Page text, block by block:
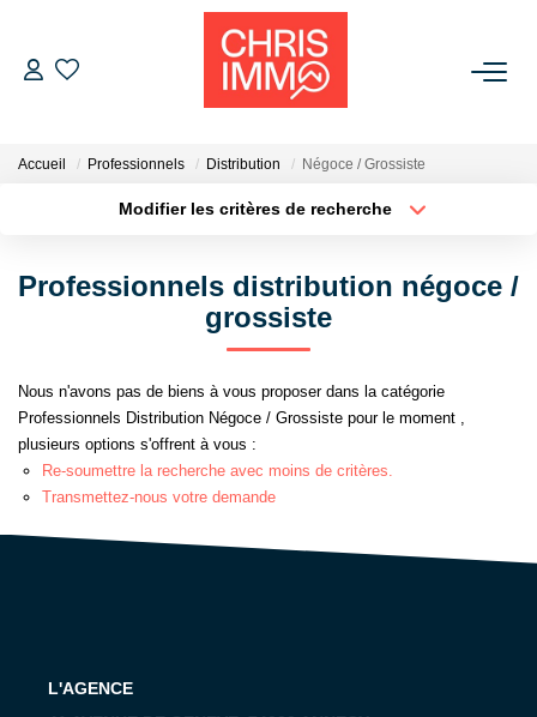
BIENS VENDUS
L'AGENCE
Présentation De L'agence
L'équipe
Accueil Professionnels Distribution Négoce / Grossiste
Modifier les critères de recherche
Budget max
Professionnels distribution négoce /
grossiste
Nous n'avons pas de biens à vous proposer dans la catégorie
Professionnels Distribution Négoce / Grossiste pour le moment ,
plusieurs options s'offrent à vous :
Re-soumettre la recherche avec moins de critères.
Transmettez-nous votre demande
L'AGENCE